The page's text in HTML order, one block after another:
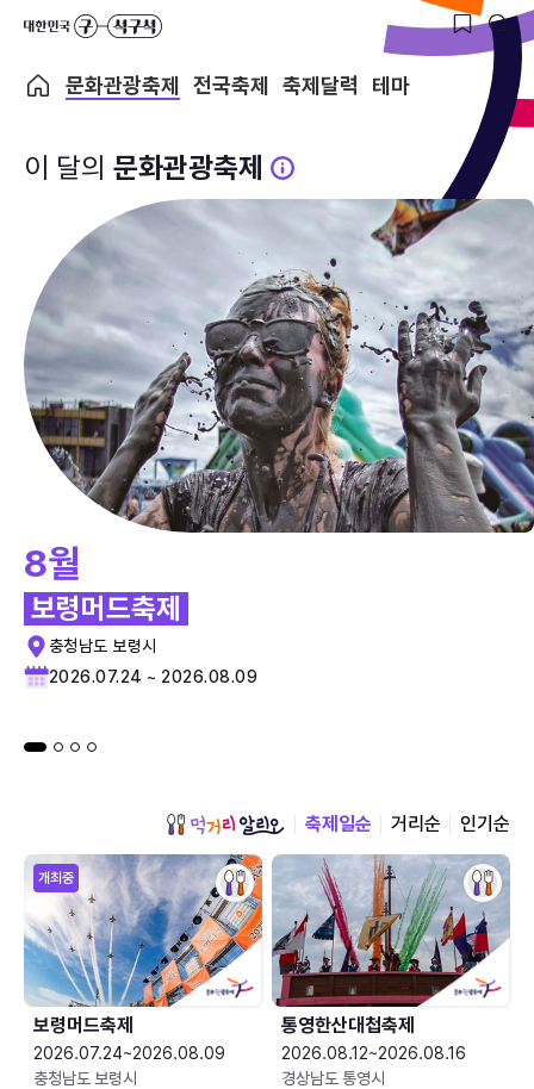
문화관광축제 전국축제 축제달력 테마
이 달의 문화관광축제
8월
보령머드축제
충청남도 보령시
2026.07.24 ~ 2026.08.09
축제일순 거리순 인기순
개최중
보령머드축제
2026.07.24~2026.08.09
충청남도 보령시
통영한산대첩축제
2026.08.12~2026.08.16
경상남도 통영시